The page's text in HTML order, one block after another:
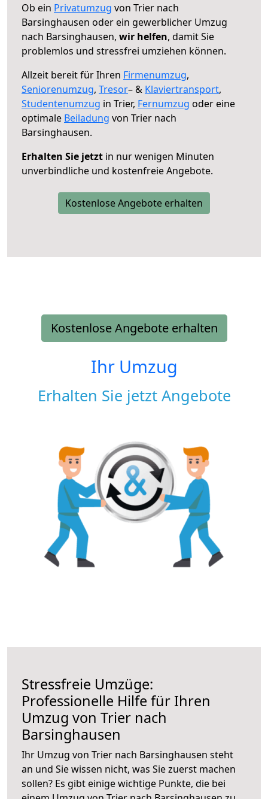
Ob ein Privatumzug von Trier nach
Barsinghausen oder ein gewerblicher Umzug
nach Barsinghausen, wir helfen, damit Sie
problemlos und stressfrei umziehen können.
Allzeit bereit für Ihren Firmenumzug,
Seniorenumzug, Tresor– & Klaviertransport,
Studentenumzug in Trier, Fernumzug oder eine
optimale Beiladung von Trier nach
Barsinghausen.
Erhalten Sie jetzt in nur wenigen Minuten
unverbindliche und kostenfreie Angebote.
Kostenlose Angebote erhalten
Kostenlose Angebote erhalten
Ihr Umzug
Erhalten Sie jetzt Angebote
Stressfreie Umzüge:
Professionelle Hilfe für Ihren
Umzug von Trier nach
Barsinghausen
Ihr Umzug von Trier nach Barsinghausen steht
an und Sie wissen nicht, was Sie zuerst machen
sollen? Es gibt einige wichtige Punkte, die bei